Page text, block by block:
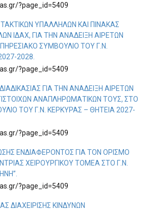
?page_id=5409
ΥΠΑΛΛΉΛΩΝ ΚΑΙ ΠΊΝΑΚΑΣ
ΙΔΑΧ, ΓΙΑ ΤΗΝ ΑΝΆΔΕΙΞΗ ΑΙΡΕΤΏΝ
ΣΥΜΒΟΎΛΙΟ ΤΟΥ Γ.Ν.
2028.
?page_id=5409
ΓΙΑ ΤΗΝ ΑΝΆΔΕΙΞΗ ΑΙΡΕΤΏΝ
ΑΝΑΠΛΗΡΩΜΑΤΙΚΏΝ ΤΟΥΣ, ΣΤΟ
ΤΟΥ Γ.Ν. ΚΈΡΚΥΡΑΣ – ΘΗΤΕΙΑ 2027-
?page_id=5409
ΕΝΔΙΑΦΈΡΟΝΤΟΣ ΓΙΑ ΤΟΝ ΟΡΙΣΜΌ
ΧΕΙΡΟΥΡΓΙΚΟΎ ΤΟΜΈΑ ΣΤΟ Γ.Ν.
?page_id=5409
ΔΙΑΧΕΊΡΙΣΗΣ ΚΙΝΔΎΝΩΝ